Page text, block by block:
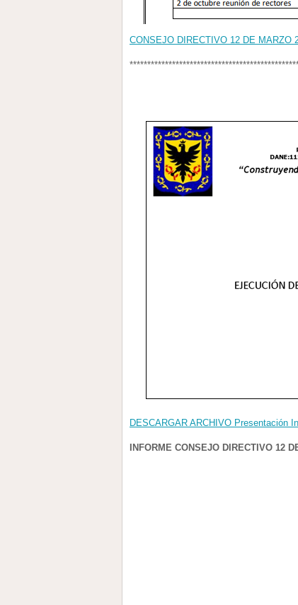
CONSEJO DIRECTIVO 12 DE MARZO
DESCARGAR ARCHIVO Presentación
INFORME CONSEJO DIRECTIVO 12